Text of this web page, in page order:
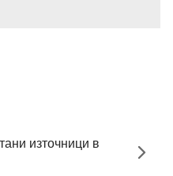
източници в